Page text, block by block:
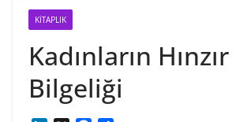
KITAPLIK
Kadınların Hınzır
Bilgeliği